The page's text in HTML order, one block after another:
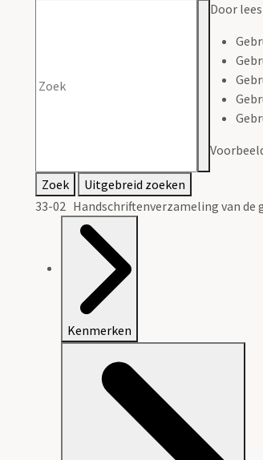
Door
Zoek
Uitgebreid zoeken
33-02 Handschriftenverzameling van de
Kenmerken